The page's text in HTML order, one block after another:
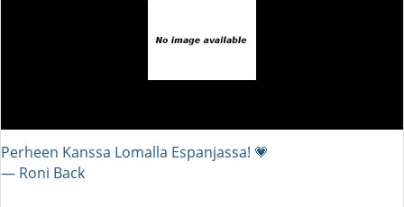
Perheen Kanssa Lomalla Espanjassa! 💗
― Roni Back